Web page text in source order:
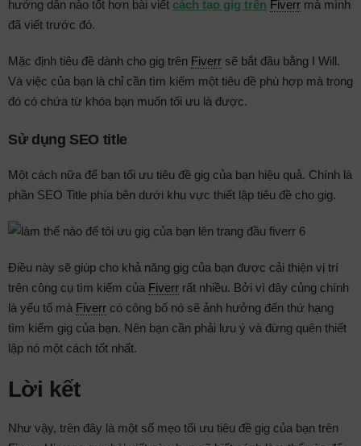
hướng dẫn nào tốt hơn bài viết cách tạo gig trên Fiverr mà mình
đã viết trước đó.
Mặc định tiêu đề dành cho gig trên Fiverr sẽ bắt đầu bằng I Will.
Và việc của bạn là chỉ cần tìm kiếm một tiêu đề phù hợp mà trong
đó có chứa từ khóa bạn muốn tối ưu là được.
Sử dụng SEO title
Một cách nữa để bạn tối ưu tiêu đề gig của bạn hiệu quả. Chính là
phần SEO Title phía bên dưới khu vực thiết lập tiêu đề cho gig.
Điều này sẽ giúp cho khả năng gig của bạn được cải thiện vị trí
trên công cụ tìm kiếm của Fiverr rất nhiều. Bởi vì đây củng chính
là yếu tố mà Fiverr có công bố nó sẽ ảnh hưởng đến thứ hạng
tìm kiếm gig của bạn. Nên bạn cần phải lưu ý và đừng quên thiết
lập nó một cách tốt nhất.
Lời kết
Như vậy, trên đây là một số mẹo tối ưu tiêu đề gig của bạn trên